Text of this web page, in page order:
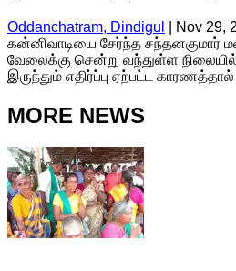
Oddanchatram, Dindigul
Nov 29,
கன்னிவாடியை சேர்ந்த சந்தனகுமார்
வேலைக்கு சென்று வந்துள்ள நிலையில்
இருந்தும் எதிர்ப்பு ஏற்பட்ட
MORE NEWS